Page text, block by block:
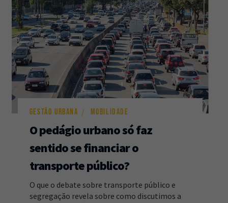
GESTÃO URBANA MOBILIDADE
O pedágio urbano só faz
sentido se financiar o
transporte público?
O que o debate sobre transporte público e
segregação revela sobre como discutimos a